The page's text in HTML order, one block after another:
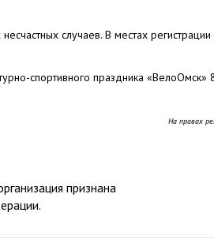
случаев. В местах регистрации
спортивного праздника «ВелоОмск»
На правах
признана